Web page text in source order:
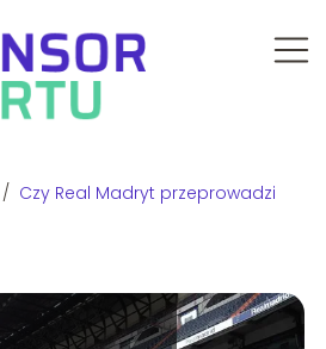
/ Czy Real Madryt przeprowadzi